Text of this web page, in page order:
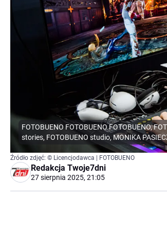
FOTOBUENO FOTOBUENO FOTOBUENO,
stories, FOTOBUENO studio, MONIKA
Źródło zdjęć: © Licencjodawca | FOTOBUENO
Redakcja Twoje7dni
27 sierpnia 2025, 21:05